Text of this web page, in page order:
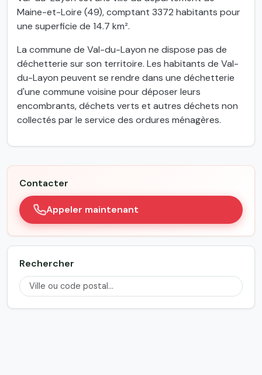
Maine-et-Loire (49), comptant 3372 habitants pour
une superficie de 14.7 km².
La commune de Val-du-Layon ne dispose pas de
déchetterie sur son territoire. Les habitants de Val-
du-Layon peuvent se rendre dans une déchetterie
d'une commune voisine pour déposer leurs
encombrants, déchets verts et autres déchets non
collectés par le service des ordures ménagères.
Contacter
Appeler maintenant
Rechercher